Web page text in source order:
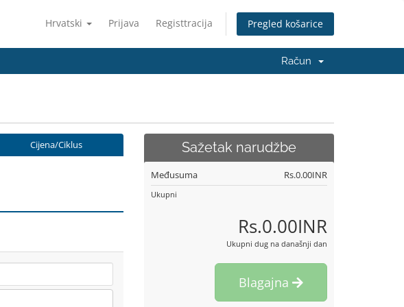
Hrvatski Prijava Registtracija Pregled košarice
Račun
Cijena/Ciklus Sažetak narudžbe
Međusuma Rs.0.00INR
Ukupni
Rs.0.00INR
Ukupni dug na današnji dan
Blagajna